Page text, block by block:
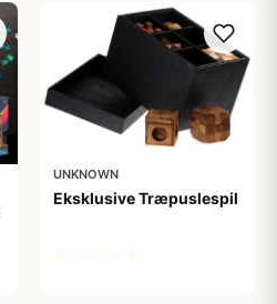
UNKNOWN
Eksklusive Træpuslespil